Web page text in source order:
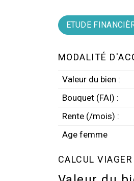
ETUDE
MODALITÉ
Valeur du bien :
Bouquet (FAI) :
Rente (/mois) :
Age femme
CALCUL VIAGER